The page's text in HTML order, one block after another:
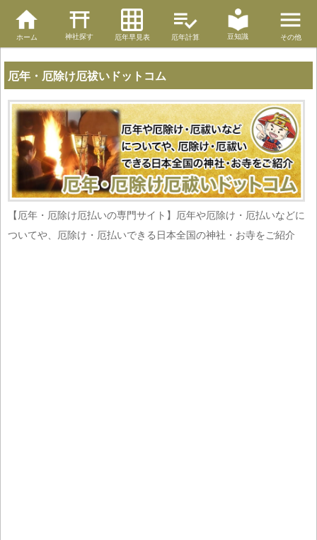
ホーム 神社探す 厄年早見表 厄年計算 豆知識 その他
厄年・厄除け厄祓いドットコム
【厄年・厄除け厄払いの専門サイト】厄年や厄除け・厄払いなどに
ついてや、厄除け・厄払いできる日本全国の神社・お寺をご紹介